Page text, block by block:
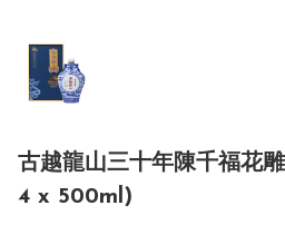
古越龍山三十年陳千福花
4 x 500ml)